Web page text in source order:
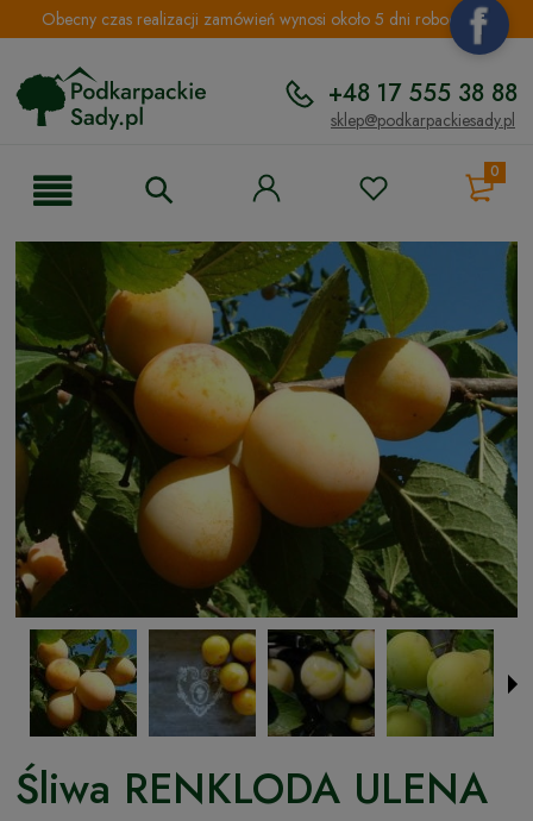
Obecny czas realizacji zamówień wynosi około 5 dni roboczych.
+48 17 555 38 88
sklep@podkarpackiesady.pl
0
Śliwa RENKLODA ULENA